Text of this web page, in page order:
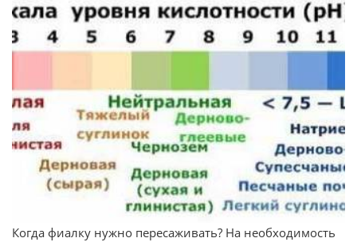
Когда фиалку нужно пересаживать? На необходимость